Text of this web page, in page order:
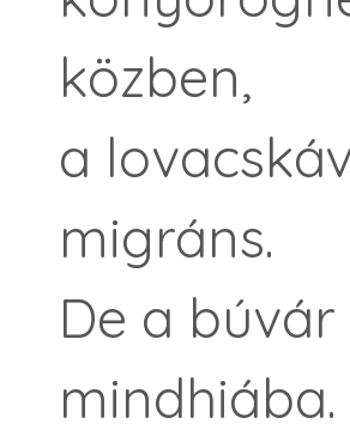
közben,
a
migráns.
De a
mindhiába.